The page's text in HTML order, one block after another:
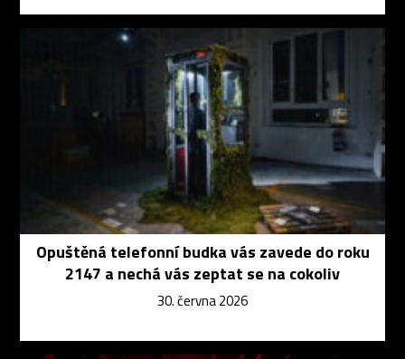
Opuštěná telefonní budka vás zavede do roku
2147 a nechá vás zeptat se na cokoliv
30. června 2026